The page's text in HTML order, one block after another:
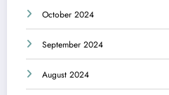
October 2024
September 2024
August 2024